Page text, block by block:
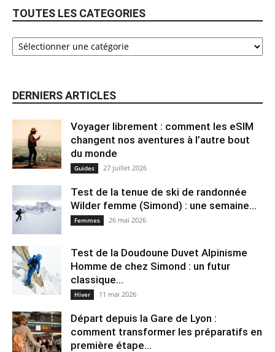
TOUTES LES CATEGORIES
DERNIERS ARTICLES
Voyager librement : comment les eSIM
changent nos aventures à l’autre bout
du monde
Guides 27 juillet 2026
Test de la tenue de ski de randonnée
Wilder femme (Simond) : une semaine...
Femmes 26 mai 2026
Test de la Doudoune Duvet Alpinisme
Homme de chez Simond : un futur
classique...
Hiver 11 mai 2026
Départ depuis la Gare de Lyon :
comment transformer les préparatifs en
pre⁠mière étape...